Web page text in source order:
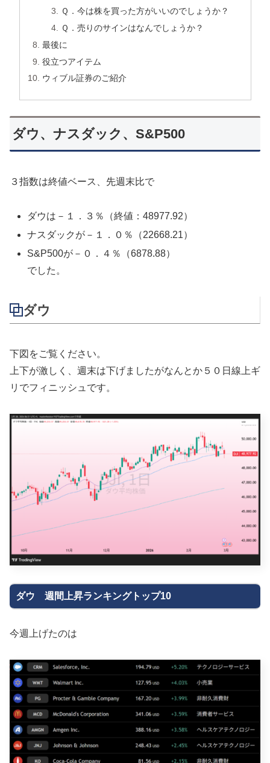
Ｑ．今は株を買った方がいいのでしょうか？
Ｑ．売りのサインはなんでしょうか？
最後に
役立つアイテム
ウィブル証券のご紹介
ダウ、ナスダック、S&P500
３指数は終値ベース、先週末比で
ダウは－１．３％（終値：48977.92）
ナスダックが－１．０％（22668.21）
S&P500が－０．４％（6878.88）
でした。
ダウ
下図をご覧ください。
上下が激しく、週末は下げましたがなんとか５０日線上ギ
リでフィニッシュです。
ダウ 週間上昇ランキングトップ10
今週上げたのは